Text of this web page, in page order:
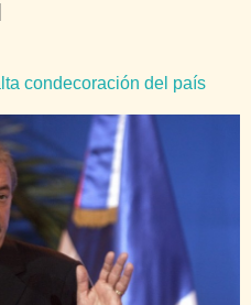
condecoración del país